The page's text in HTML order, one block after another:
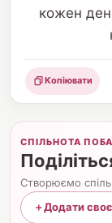
кожен
Поділитися
Копіювати
СПІЛЬНОТА
Створюємо
＋Додати своє